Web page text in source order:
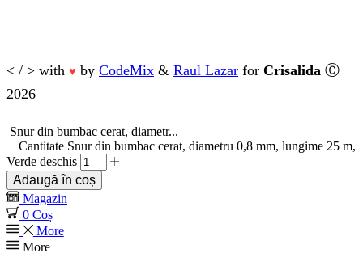
< / > with ♥ by CodeMix & Raul Lazar for Crisalida Ⓒ
2026
Snur din bumbac cerat, diametr...
Cantitate Snur din bumbac cerat, diametru 0,8 mm, lungime 25 m,
Verde deschis
Adaugă în coș
Magazin
0 Coș
More
More